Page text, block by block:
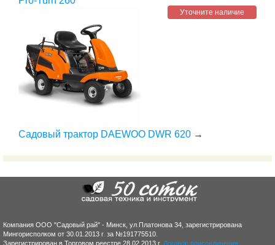
Уточните наличие
Садовый трактор DAEWOO DWR 620 →
Компания ООО "Садовый рай" - Минск, ул.Платонова 34, зарегистрирована
Мингорисполком от 30.01.2013 г. за №191775510.
Зарегистрирован в Торговом реестре 28.02.2013 г. Договор присоединения